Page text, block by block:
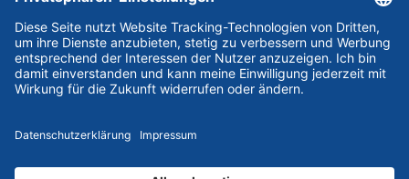
ESSKA International
new
new new
Partner & Zertifikate